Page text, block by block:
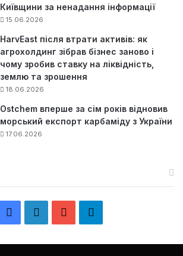
Київщини за ненадання інформації
15.06.2026
HarvEast після втрати активів: як
агрохолдинг зібрав бізнес заново і
чому зробив ставку на ліквідність,
землю та зрошення
18.06.2026
Ostchem вперше за сім років відновив
морський експорт карбаміду з України
17.06.2026